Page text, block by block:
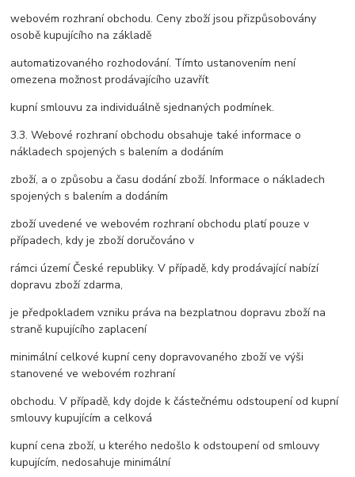
webovém rozhraní obchodu. Ceny zboží jsou přizpůsobovány
osobě kupujícího na základě
automatizovaného rozhodování. Tímto ustanovením není
omezena možnost prodávajícího uzavřít
kupní smlouvu za individuálně sjednaných podmínek.
3.3. Webové rozhraní obchodu obsahuje také informace o
nákladech spojených s balením a dodáním
zboží, a o způsobu a času dodání zboží. Informace o nákladech
spojených s balením a dodáním
zboží uvedené ve webovém rozhraní obchodu platí pouze v
případech, kdy je zboží doručováno v
rámci území České republiky. V případě, kdy prodávající nabízí
dopravu zboží zdarma,
je předpokladem vzniku práva na bezplatnou dopravu zboží na
straně kupujícího zaplacení
minimální celkové kupní ceny dopravovaného zboží ve výši
stanovené ve webovém rozhraní
obchodu. V případě, kdy dojde k částečnému odstoupení od kupní
smlouvy kupujícím a celková
kupní cena zboží, u kterého nedošlo k odstoupení od smlouvy
kupujícím, nedosahuje minimální